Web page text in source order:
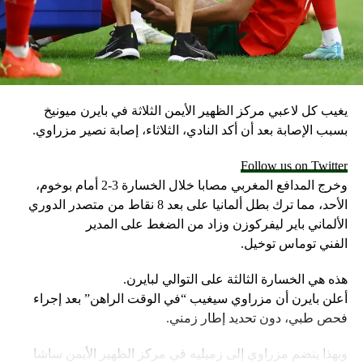
RELATED TOPICS:
UP
صلاح: أنا واثق من قدرتي على خوض مونديال روسيا
DON'T MISS
كرات عملاقة في طريقها من المكسيك إلى روسيا استعدادا
يغيب كل لاعبي مركز الظهير الأيمن الثلاثة في بايرن ميونيخ
بسبب الإصابة بعد أن أكد النادي، الثلاثاء، إصابة نصير مزراوي.
Follow us on Twitter
وخرج المدافع المغربي مصابا خلال الخسارة 3-2 أمام بوخوم،
الأحد، مما ترك بطل ألمانيا على بعد 8 نقاط من متصدر الدوري
الألماني باير ليفركوزن وزاد من الضغط على المدير
الفني توماس توخيل.
هذه هي الخسارة الثالثة على التوالي لبايرن.
أعلن بايرن أن مزراوي سيغيب “في الوقت الراهن” بعد إجراء
فحص طبي، دون تحديد إطار زمني.
وبهذا ينضم مزراوي إلى زميليه في مركز الظهير الأيمن ساشا